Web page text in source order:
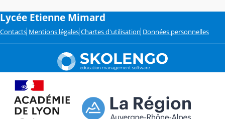
Lycée Etienne Mimard
Contacts Mentions légales Chartes d'utilisation Données personnelles